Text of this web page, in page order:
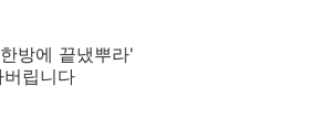
방에 끝냈뿌라'
립니다